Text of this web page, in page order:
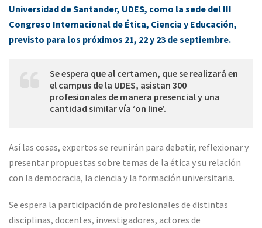
Universidad de Santander, UDES, como la sede del III
Congreso Internacional de Ética, Ciencia y Educación,
previsto para los próximos 21, 22 y 23 de septiembre.
Se espera que al certamen, que se realizará en
el campus de la UDES, asistan 300
profesionales de manera presencial y una
cantidad similar vía ‘on line’.
Así las cosas, expertos se reunirán para debatir, reflexionar y
presentar propuestas sobre temas de la ética y su relación
con la democracia, la ciencia y la formación universitaria.
Se espera la participación de profesionales de distintas
disciplinas, docentes, investigadores, actores de